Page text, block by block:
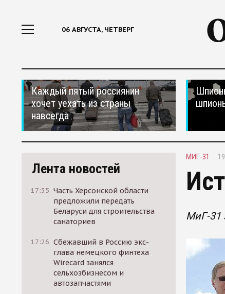
06 АВГУСТА, ЧЕТВЕРГ
Каждый пятый россиянин
хочет уехать из страны
навсегда
Лента новостей
17:35 Часть Херсонской области
предложили передать
Беларуси для строительства
санаториев
17:26 Сбежавший в Россию экс-
глава немецкого финтеха
Wirecard занялся
сельхозбизнесом и
автозапчастями
МИГ-31
МиГ-31